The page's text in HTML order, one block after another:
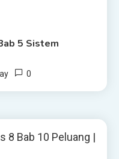
5 Sistem
0
8 Bab 10 Peluang |